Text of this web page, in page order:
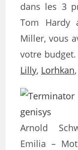
dans les 3
Tom Hardy
Miller, vous
votre
Lilly, Lorhkan
Arnold
Emilia –